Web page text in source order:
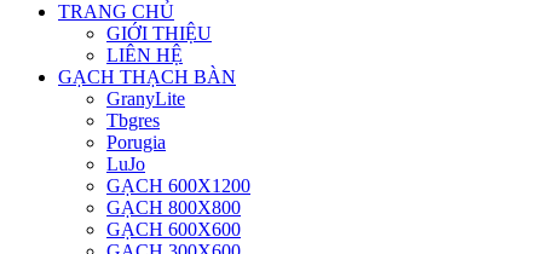
TRANG CHỦ
GIỚI THIỆU
LIÊN HỆ
GẠCH THẠCH BÀN
GranyLite
Tbgres
Porugia
LuJo
GẠCH 600X1200
GẠCH 800X800
GẠCH 600X600